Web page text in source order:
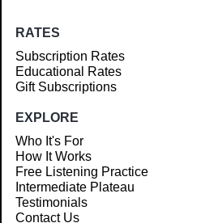
RATES
Subscription Rates
Educational Rates
Gift Subscriptions
EXPLORE
Who It's For
How It Works
Free Listening Practice
Intermediate Plateau
Testimonials
Contact Us